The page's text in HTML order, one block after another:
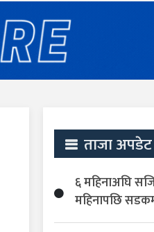
ताजा अपडेट
६ महिनाअघि
महिनापछि